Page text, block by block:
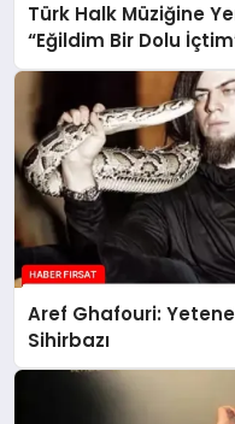
Türk Halk Müziğine
“Eğildim Bir Dolu
Aref Ghafouri:
Sihirbazı